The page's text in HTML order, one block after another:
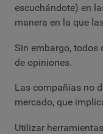
escuchándote) en
manera en la que
Sin embargo, todos
de opiniones.
Las compañías no
mercado, que
Utilizar